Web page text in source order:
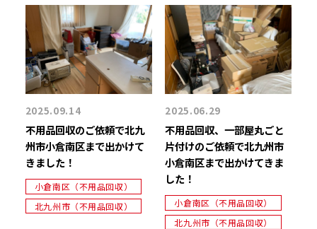
2025.09.14
不用品回収のご依頼で北九
州市小倉南区まで出かけて
きました！
小倉南区（不用品回収）
北九州市（不用品回収）
2025.06.29
不用品回収、一部屋丸ごと
片付けのご依頼で北九州市
小倉南区まで出かけてきま
した！
小倉南区（不用品回収）
北九州市（不用品回収）